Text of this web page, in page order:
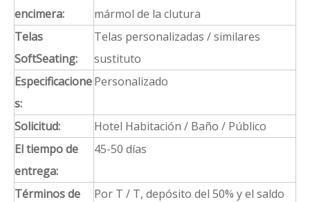
encimera:
mármol de la clutura
Telas
SoftSeating:
Telas personalizadas / similares
sustituto
Especificacione
s:
Personalizado
Solicitud:
Hotel Habitación / Baño / Público
El tiempo de
entrega:
45-50 días
Términos de
Por T / T, depósito del 50% y el saldo